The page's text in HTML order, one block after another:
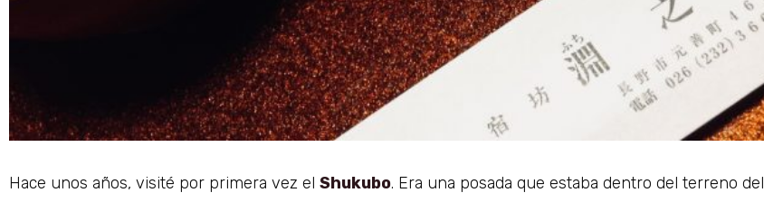
Hace unos años, visité por primera vez el Shukubo. Era una posada que estaba dentro del terreno del